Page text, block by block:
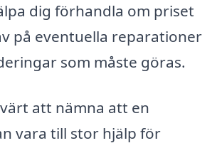
dig förhandla om priset
på eventuella reparationer
som måste göras.
att nämna att en
vara till stor hjälp för